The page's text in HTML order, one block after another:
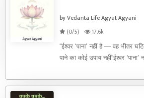
by Vedanta Life Agyat Agyani
(0/5)
17.6k
“ईश्वर ‘पाना’ नहीं है — वह भीतर
पाने का कोई उपाय नहीं“ईश्वर ‘पाना’